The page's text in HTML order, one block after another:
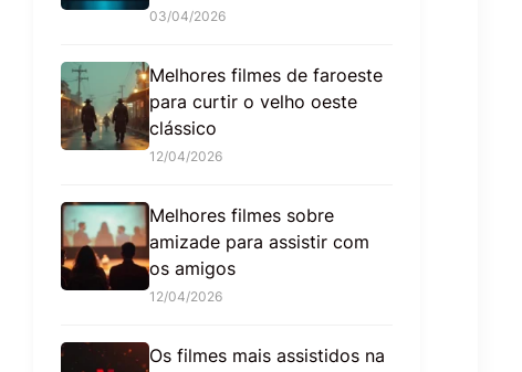
03/04/2026
Melhores filmes de faroeste
para curtir o velho oeste
clássico
12/04/2026
Melhores filmes sobre
amizade para assistir com
os amigos
12/04/2026
Os filmes mais assistidos na